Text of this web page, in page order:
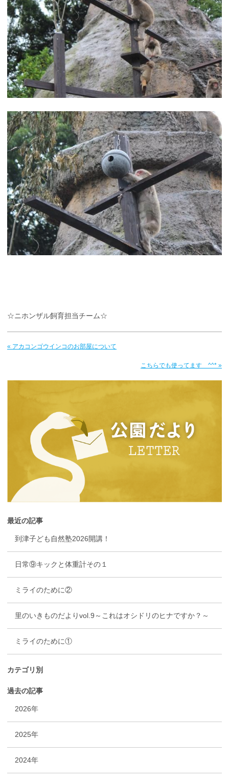
☆ニホンザル飼育担当チーム☆
« アカコンゴウインコのお部屋について
こちらでも使ってます ^^* »
最近の記事
到津子ども自然塾2026開講！
日常⑨キックと体重計その１
ミライのために②
里のいきものだよりvol.9～これはオシドリのヒナですか？～
ミライのために①
カテゴリ別
過去の記事
2026年
2025年
2024年